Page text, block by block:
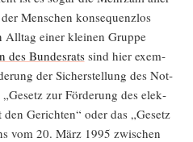
Men­schen kon­se­quenz­los
einer klei­nen Grup­pe
des Bun­des­ratssind hier exem­
der Sicher­stel­lung des Not­
zur För­de­rung des elek­
Gerich­ten“ oder das „Gesetz
vom 20. März 1995 zwi­schen